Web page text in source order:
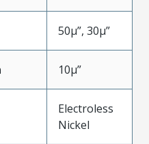
50µ”, 30µ”
10µ”
Electroless
Nickel